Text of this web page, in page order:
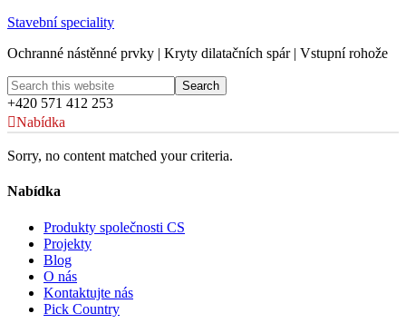
Stavební speciality
Ochranné nástěnné prvky | Kryty dilatačních spár | Vstupní rohože
+420 571 412 253
Nabídka
Sorry, no content matched your criteria.
Nabídka
Produkty společnosti CS
Projekty
Blog
O nás
Kontaktujte nás
Pick Country